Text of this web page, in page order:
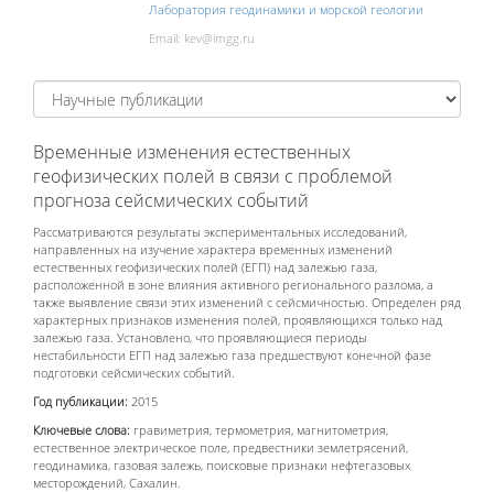
Лаборатория геодинамики и морской геологии
Email:
Временные изменения естественных
геофизических полей в связи с проблемой
прогноза сейсмических событий
Рассматриваются результаты экспериментальных исследований,
направленных на изучение ха­рактера временных изменений
естественных геофизических полей (ЕГП) над залежью газа,
расположенной в зоне влияния активного регионального разлома, а
также выявление связи этих изменений с сейсмичностью. Определен ряд
характерных признаков изменения полей, проявляющихся только над
залежью газа. Установлено, что проявляющиеся периоды
нестабильности ЕГП над залежью газа предшествуют конечной фазе
подготовки сейсмических событий.
Год публикации: 2015
Ключевые слова: гравиметрия, термометрия, магнитометрия,
естественное электрическое поле, предвестники землетрясений,
геодинамика, газовая залежь, поисковые признаки нефтегазовых
месторождений, Сахалин.